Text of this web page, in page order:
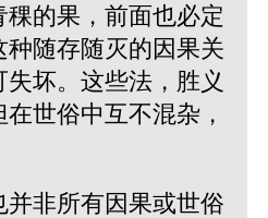
的果，前面也必定
随存随灭的因果关
坏。这些法，胜义
世俗中互不混杂，
非所有因果或世俗